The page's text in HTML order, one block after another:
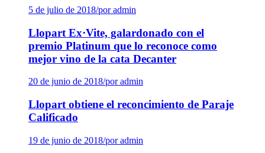
5 de julio de 2018/por admin
Llopart Ex·Vite, galardonado con el
premio Platinum que lo reconoce como
mejor vino de la cata Decanter
20 de junio de 2018/por admin
Llopart obtiene el reconcimiento de Paraje
Calificado
19 de junio de 2018/por admin